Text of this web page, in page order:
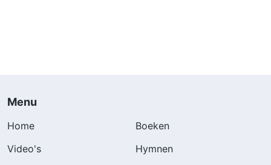
Menu
Home
Boeken
Video's
Hymnen